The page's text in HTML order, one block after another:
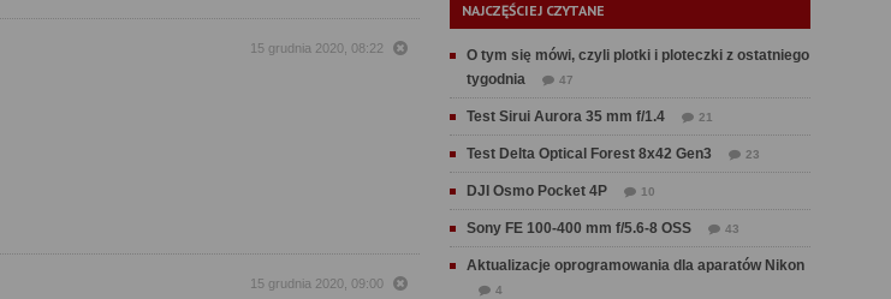
15 grudnia 2020, 08:22
15 grudnia 2020, 09:00
NAJCZĘŚCIEJ CZYTANE
O tym się mówi, czyli plotki i ploteczki z ostatniego
tygodnia
47
Test Sirui Aurora 35 mm f/1.4 21
Test Delta Optical Forest 8x42 Gen3 23
DJI Osmo Pocket 4P 10
Sony FE 100-400 mm f/5.6-8 OSS 43
Aktualizacje oprogramowania dla aparatów Nikon
4